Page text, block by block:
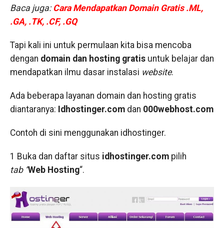
Baca juga: Cara Mendapatkan Domain Gratis .ML,
.GA, .TK, .CF, .GQ
Tapi kali ini untuk permulaan kita bisa mencoba
dengan domain dan hosting gratisuntuk belajar dan
mendapatkan ilmu dasar instalasi website.
Ada beberapa layanan domain dan hosting gratis
diantaranya: Idhostinger.comdan 000webhost.com
Contoh di sini menggunakan idhostinger.
1 Buka dan daftar situs idhostinger.compilih
tab “Web Hosting“.